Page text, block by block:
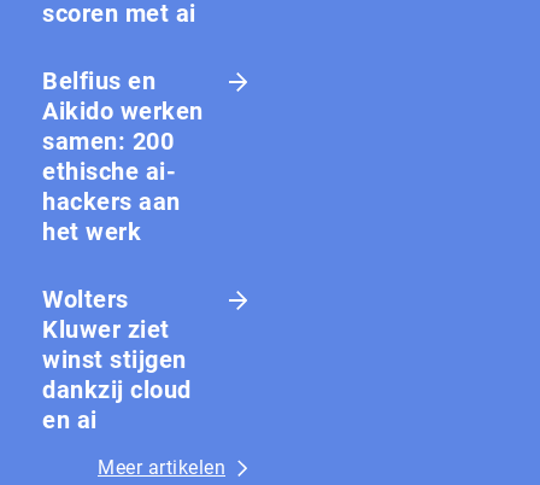
scoren met ai
Belfius en
Aikido werken
samen: 200
ethische ai-
hackers aan
het werk
Wolters
Kluwer ziet
winst stijgen
dankzij cloud
en ai
Meer artikelen